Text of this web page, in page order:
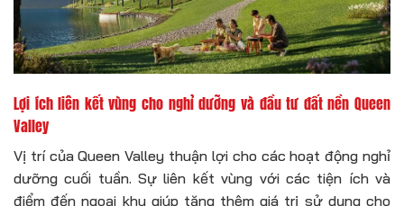
Lợi ích liên kết vùng cho nghỉ dưỡng và đầu tư đất nền Queen
Valley
Vị trí của Queen Valley thuận lợi cho các hoạt động nghỉ
dưỡng cuối tuần. Sự liên kết vùng với các tiện ích và
điểm đến ngoại khu giúp tăng thêm giá trị sử dụng cho